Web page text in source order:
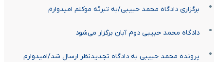
برگزاری دادگاه محمد حبیبی/به تبرئه موکلم امیدوارم
دادگاه محمد حبیبی دوم آبان برگزار می‌شود
پرونده محمد حبیبی به دادگاه تجدیدنظر ارسال شد/امیدوارم